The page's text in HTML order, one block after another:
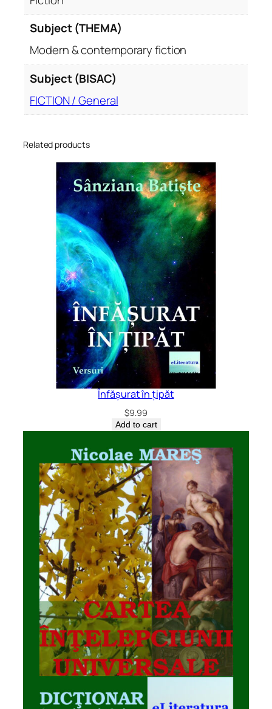
Subject (THEMA)
Modern & contemporary fiction
Subject (BISAC)
FICTION / General
Related products
Înfășurat în țipăt
$9.99
Add to cart